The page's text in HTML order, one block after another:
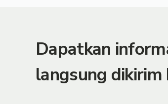
Dapatkan
langsung dikirim